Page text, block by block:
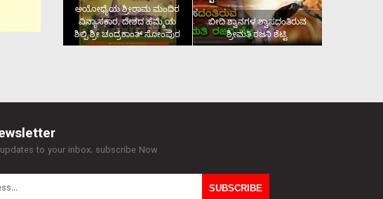
ಅಯೋಧ್ಯೆಯ ಶ್ರೀರಾಮ ಮಂದಿರ
ವಿನ್ಯಾಸಕಾರ, ದೇಶದ ಹೆಮ್ಮೆಯ
ಶಿಲ್ಪಿ ಶ್ರೀ ಚಂದ್ರಕಾಂತ್‌ ಸೋಂಪುರ
ಬೀದಿ ಶ್ವಾನಗಳ ಶ್ವಾಸದಂತಿರುವ
ಶ್ರೀಮತಿ ರಜನಿ ಶೆಟ್ಟಿ
to your inbox. subscribe Now